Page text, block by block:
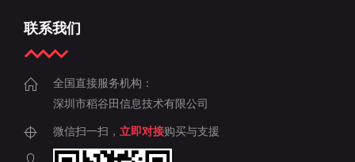
联系我们
全国直接服务机构：
深圳市稻谷田信息技术有限公司
微信扫一扫， 立即对接购买与支援